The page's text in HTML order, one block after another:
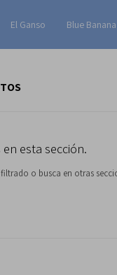
El Ganso Blue Banana
esta sección.
o busca en otras